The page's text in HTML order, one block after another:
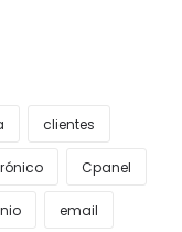
clientes
Cpanel
email